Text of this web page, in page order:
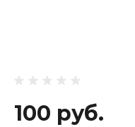
100 руб.